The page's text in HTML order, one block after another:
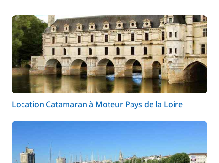
Location Catamaran à Moteur Pays de la Loire